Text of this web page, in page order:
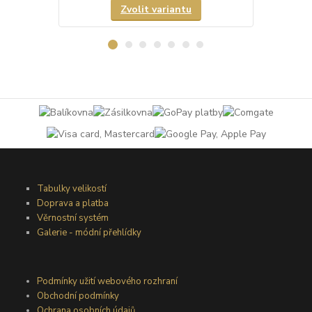
Zvolit variantu
Tabulky velikostí
Doprava a platba
Věrnostní systém
Galerie - módní přehlídky
Podmínky užití webového rozhraní
Obchodní podmínky